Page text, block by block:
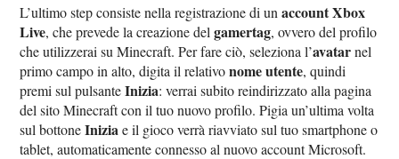
L’ultimo step consiste nella registrazione di unaccount Xbox
Live, che prevede la creazione delgamertag, ovvero del profilo
che utilizzerai su Minecraft. Per fare ciò, seleziona l’avatarnel
primo campo in alto, digita il relativonome utente, quindi
premi sul pulsanteInizia: verrai subito reindirizzato alla pagina
del sito Minecraft con il tuo nuovo profilo. Pigia un’ultima volta
sul bottoneIniziae il gioco verrà riavviato sul tuo smartphone o
tablet, automaticamente connesso al nuovo account Microsoft.